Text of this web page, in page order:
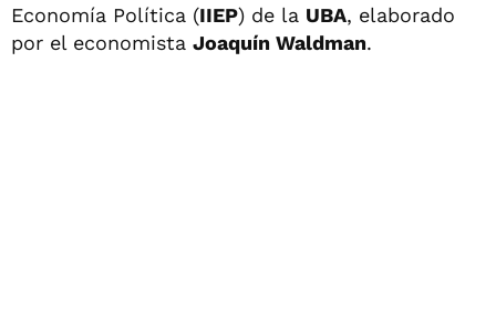
Economía Política (IIEP) de la UBA, elaborado
por el economista Joaquín Waldman.